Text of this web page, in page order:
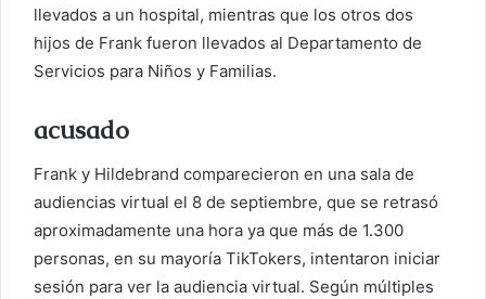
llevados a un hospital, mientras que los otros dos
hijos de Frank fueron llevados al Departamento de
Servicios para Niños y Familias.
acusado
Frank y Hildebrand comparecieron en una sala de
audiencias virtual el 8 de septiembre, que se retrasó
aproximadamente una hora ya que más de 1.300
personas, en su mayoría TikTokers, intentaron iniciar
sesión para ver la audiencia virtual. Según múltiples